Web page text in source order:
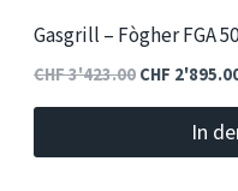
Gasgrill – Fògher FGA
CHF3'423.00
CHF
CHF
In